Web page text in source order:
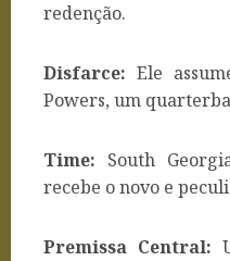
redenção.
Disfarce: Ele
Powers, um
Time: South
recebe o novo e
Premissa Central: